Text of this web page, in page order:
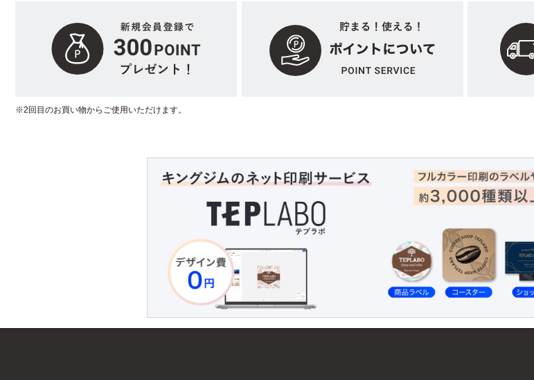
※2回目のお買い物からご使用いただけます。